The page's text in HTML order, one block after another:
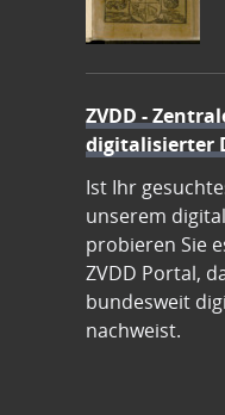
ZVDD -
digitalisierter
Ist Ihr
unserem
probieren Sie
ZVDD Portal,
bundesweit
nachweist.